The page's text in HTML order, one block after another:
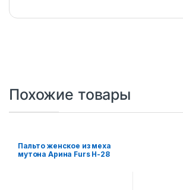
Похожие товары
Пальто женское из меха
мутона Арина Furs Н-28